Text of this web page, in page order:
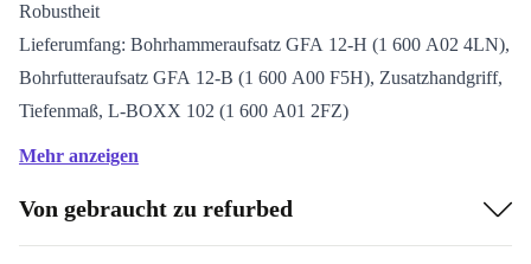
Robustheit
Lieferumfang: Bohrhammeraufsatz GFA 12-H (1 600 A02 4LN),
Bohrfutteraufsatz GFA 12-B (1 600 A00 F5H), Zusatzhandgriff,
Tiefenmaß, L-BOXX 102 (1 600 A01 2FZ)
Mehr anzeigen
Von gebraucht zu refurbed